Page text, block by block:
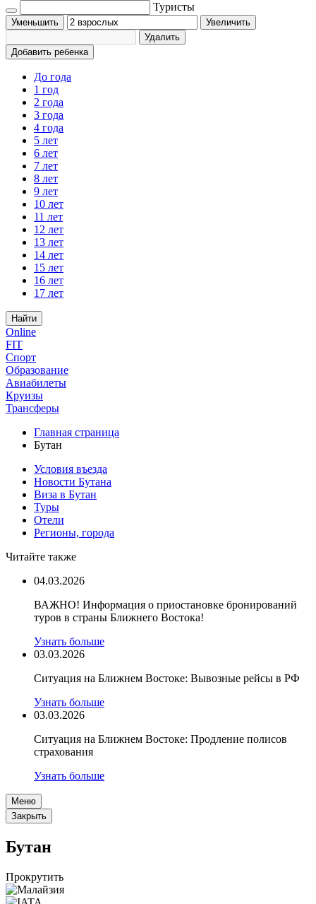
Туристы
Уменьшить
Увеличить
Удалить
Добавить ребенка
До года
1 год
2 года
3 года
4 года
5 лет
6 лет
7 лет
8 лет
9 лет
10 лет
11 лет
12 лет
13 лет
14 лет
15 лет
16 лет
17 лет
Найти
Online
FIT
Спорт
Образование
Авиабилеты
Круизы
Трансферы
Главная страница
Бутан
Условия въезда
Новости Бутана
Виза в Бутан
Туры
Отели
Регионы, города
Читайте также
04.03.2026
ВАЖНО! Информация о приостановке бронирований
туров в страны Ближнего Востока!
Узнать больше
03.03.2026
Ситуация на Ближнем Востоке: Вывозные рейсы в РФ
Узнать больше
03.03.2026
Ситуация на Ближнем Востоке: Продление полисов
страхования
Узнать больше
Меню
Закрыть
Бутан
Прокрутить